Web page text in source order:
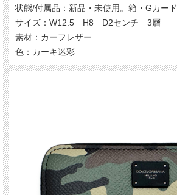
状態/付属品：新品・未使用。箱・Gカード
サイズ：W12.5 H8 D2センチ 3層
素材：カーフレザー
色：カーキ迷彩